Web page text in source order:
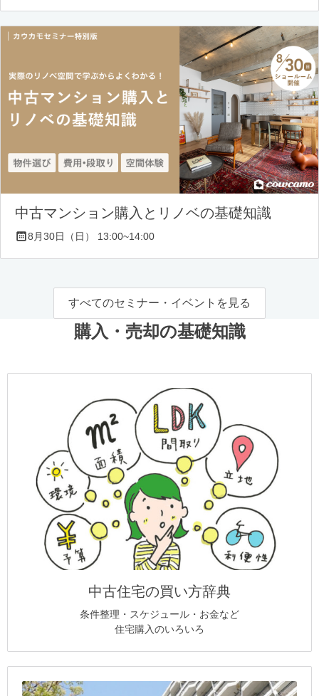
中古マンション購入とリノベの基礎知識
8月30日（日） 13:00~14:00
すべてのセミナー・イベントを見る
購入・売却の基礎知識
中古住宅の買い方辞典
条件整理・スケジュール・お金など
住宅購入のいろいろ